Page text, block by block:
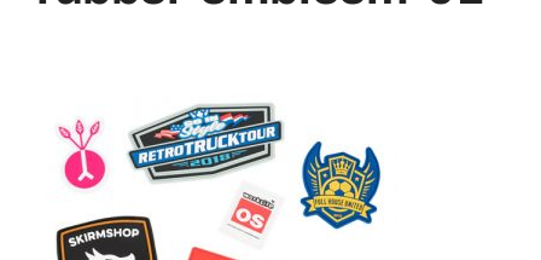
Schlüsselanhänger
Medaillen